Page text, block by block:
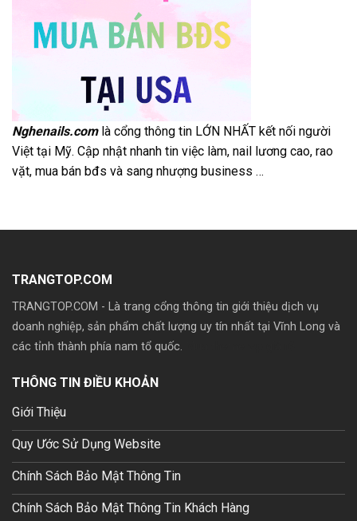
Nghenails.comlà cổng thông tin LỚN NHẤT kết nối người
Việt tại Mỹ. Cập nhật nhanh tin việc làm, nail lương cao, rao
vặt, mua bán bđs và sang nhượng business …
TRANGTOP.COM
TRANGTOP.COM - Là trang cổng thông tin giới thiệu dịch vụ
doanh nghiệp, sản phẩm chất lượng uy tín nhất tại Vĩnh Long và
các tỉnh thành phía nam tổ quốc.
THÔNG TIN ĐIỀU KHOẢN
Giới Thiệu
Quy Ước Sử Dụng Website
Chính Sách Bảo Mật Thông Tin
Chính Sách Bảo Mật Thông Tin Khách Hàng